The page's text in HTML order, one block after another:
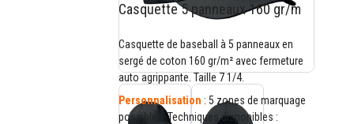
Casquette 5 panneaux 160 gr/m
Casquette de baseball à 5 panneaux en
sergé de coton 160 gr/m² avec fermeture
auto agrippante. Taille 7 1/4.
Personnalisation : 5 zones de marquage
possibles. Techniques disponibles :